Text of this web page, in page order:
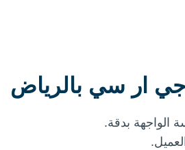
ار سي بالرياض
الواجهة بدقة.